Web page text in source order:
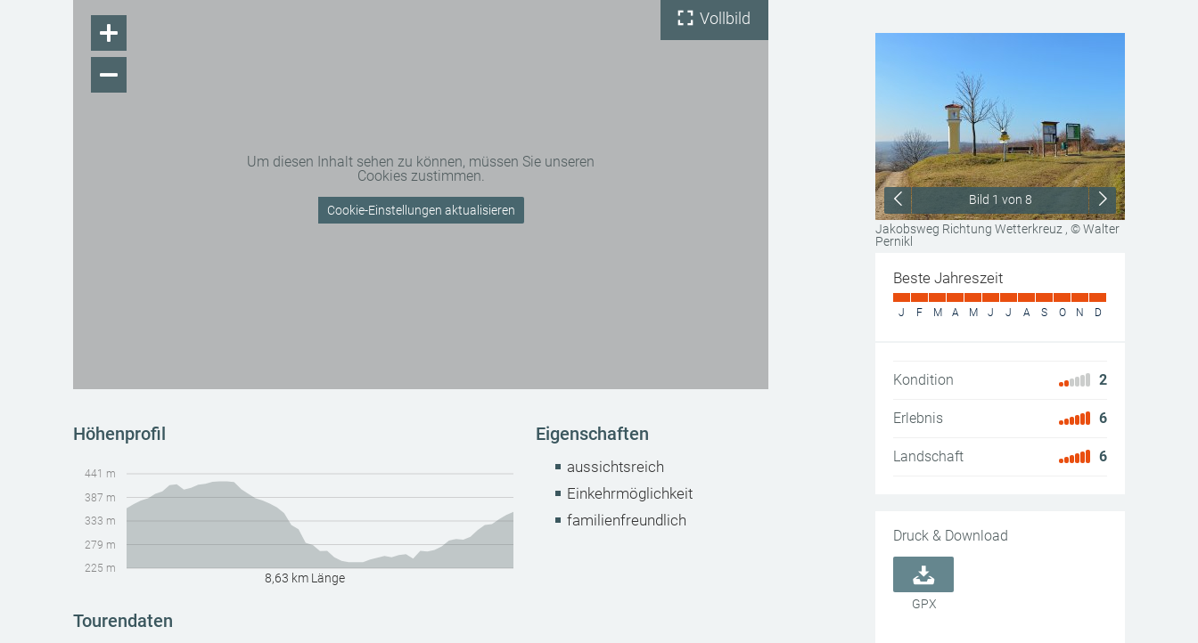
Um diesen Inhalt sehen zu können, müssen Sie unseren
Cookies zustimmen.
Cookie-Einstellungen aktualisieren
Vollbild
Höhenprofil
225 m
279 m
333 m
387 m
441 m
8,63 km Länge
Tourendaten
Eigenschaften
aussichtsreich
Einkehrmöglichkeit
familienfreundlich
Jakobsweg Richtung Wetterkreuz , © Walter
Pernikl
Bild 1 von 8
Beste Jahreszeit
J F M A M J J A S O N D
Kondition 2
Erlebnis 6
Landschaft 6
Druck & Download
GPX